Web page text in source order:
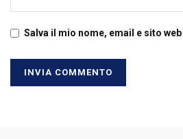
Salva il mio nome, email e sito